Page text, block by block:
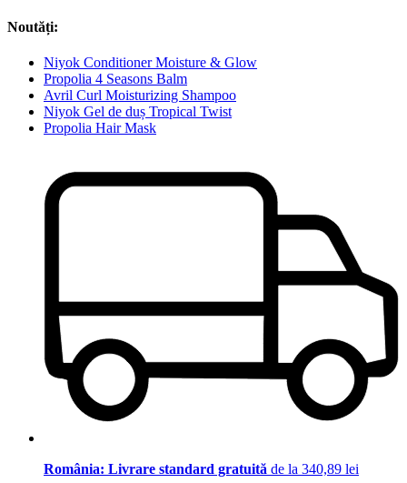
Noutăți:
Niyok Conditioner Moisture & Glow
Propolia 4 Seasons Balm
Avril Curl Moisturizing Shampoo
Niyok Gel de duș Tropical Twist
Propolia Hair Mask
România: Livrare standard gratuită de la 340,89 lei